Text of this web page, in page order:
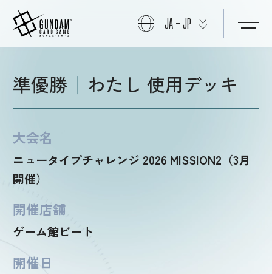
ニュース
カード
イベント
JA - JP
準優勝 わたし 使用デッキ
大会名
ニュータイプチャレンジ 2026 MISSION2（3月
開催）
開催店舗
ゲーム館ビート
開催日